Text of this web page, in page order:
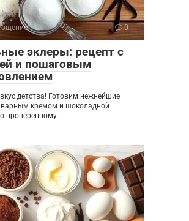
0
эклеры: рецепт с
и пошаговым
детства! Готовим нежнейшие
кремом и шоколадной
проверенному